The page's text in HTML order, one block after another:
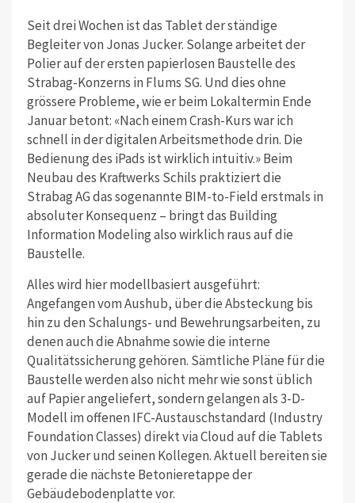
Seit drei Wochen ist das Tablet der ständige
Begleiter von Jonas Jucker. Solange arbeitet der
Polier auf der ersten papierlosen Baustelle des
Strabag-Konzerns in Flums SG. Und dies ohne
grössere Probleme, wie er beim Lokaltermin Ende
Januar betont: «Nach einem Crash-Kurs war ich
schnell in der digitalen Arbeitsmethode drin. Die
Bedienung des iPads ist wirklich intuitiv.» Beim
Neubau des Kraftwerks Schils praktiziert die
Strabag AG das sogenannte BIM-to-Field erstmals in
absoluter Konsequenz – bringt das Building
Information Modeling also wirklich raus auf die
Baustelle.
Alles wird hier modellbasiert ausgeführt:
Angefangen vom Aushub, über die Absteckung bis
hin zu den Schalungs- und Bewehrungsarbeiten, zu
denen auch die Abnahme sowie die interne
Qualitätssicherung gehören. Sämtliche Pläne für die
Baustelle werden also nicht mehr wie sonst üblich
auf Papier angeliefert, sondern gelangen als 3-D-
Modell im offenen IFC-Austauschstandard (Industry
Foundation Classes) direkt via Cloud auf die Tablets
von Jucker und seinen Kollegen. Aktuell bereiten sie
gerade die nächste Betonieretappe der
Gebäudebodenplatte vor.